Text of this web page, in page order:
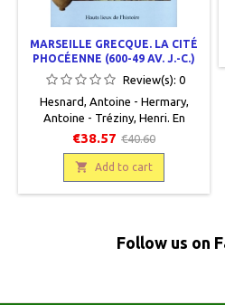
MARSEILLE GRECQUE. LA CITÉ
PHOCÉENNE (600-49 AV. J.-C.)
Review(s): 0
Hesnard, Antoine - Hermary,
Antoine - Tréziny, Henri. En
français, Hauts lieux de l'histoire,
Errance, 1999, 25 x 30, 185 pages,
broché.Neuf, 9782877721783.
Indisponible.
€38.57 €40.60
 Add to cart
Follow us on